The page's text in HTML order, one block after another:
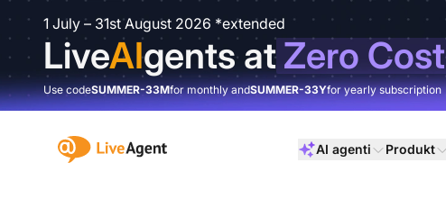
1 July – 31st August 2026 *extended
LiveAIgents atZero Cost
Use codeSUMMER-33Mfor monthly andSUMMER-33Yfor yearly subscription
:site.title AI agenti Produkt